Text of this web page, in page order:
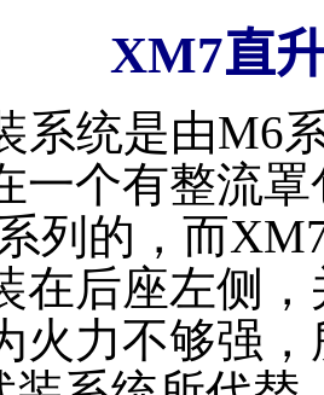
XM7直
系统是由M6
一个有整流
列的，而
在后座左侧
火力不够强